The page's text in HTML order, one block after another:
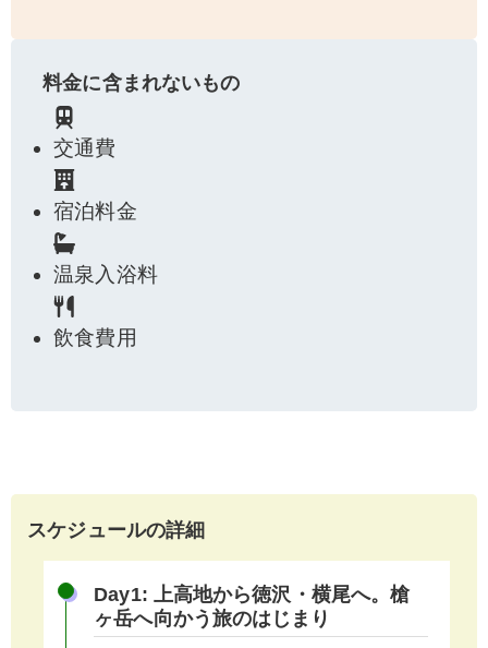
料金に含まれないもの
交通費
宿泊料金
温泉入浴料
飲食費用
スケジュールの詳細
Day1: 上高地から徳沢・横尾へ。槍
ヶ岳へ向かう旅のはじまり